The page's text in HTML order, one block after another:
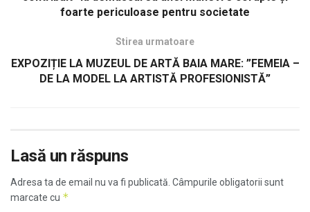
foarte periculoase pentru societate
Stirea urmatoare
EXPOZIȚIE LA MUZEUL DE ARTĂ BAIA MARE: ”FEMEIA –
DE LA MODEL LA ARTISTĂ PROFESIONISTĂ”
Lasă un răspuns
Adresa ta de email nu va fi publicată. Câmpurile obligatorii sunt
marcate cu *